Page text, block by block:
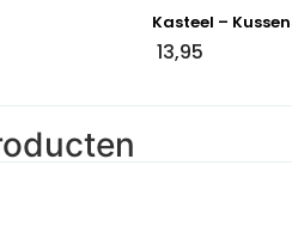
Kasteel –
13,95